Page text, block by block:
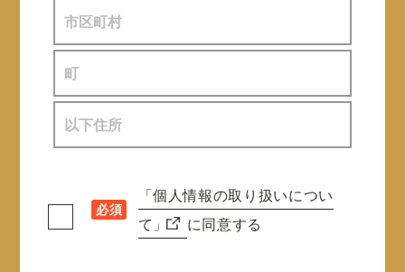
必須
「個人情報の取り扱いについ
て」
に同意する